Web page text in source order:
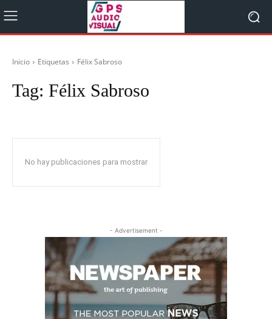
Inicio Etiquetas Félix Sabroso
Tag: Félix Sabroso
No hay publicaciones para mostrar
- Advertisement -